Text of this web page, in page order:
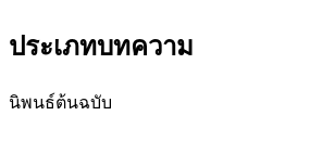
ประเภทบทความ
นิพนธ์ต้นฉบับ